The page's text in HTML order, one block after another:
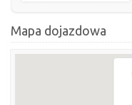
Mapa dojazdowa